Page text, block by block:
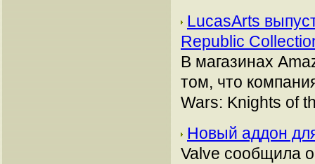
LucasArts
Republic
В магазинах
том, что
Wars: Knights of
Новый аддон
Valve сообщила